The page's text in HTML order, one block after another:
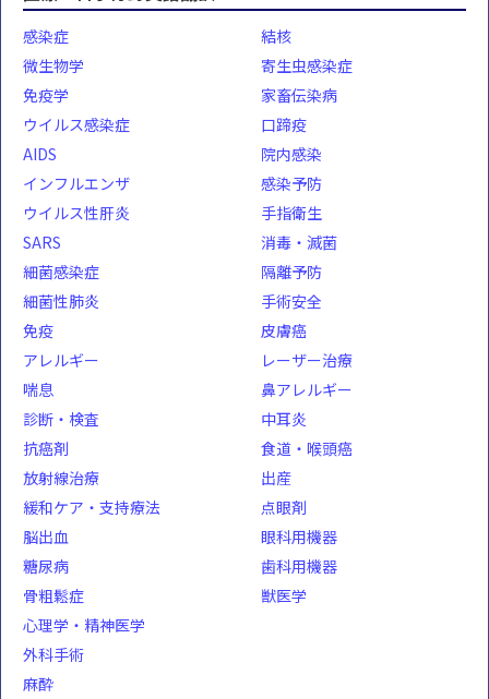
感染症
微生物学
免疫学
ウイルス感染症
AIDS
インフルエンザ
ウイルス性肝炎
SARS
細菌感染症
細菌性肺炎
結核
寄生虫感染症
家畜伝染病
口蹄疫
院内感染
感染予防
手指衛生
消毒・滅菌
隔離予防
手術安全
免疫
アレルギー
喘息
診断・検査
抗癌剤
放射線治療
緩和ケア・支持療法
脳出血
糖尿病
骨粗鬆症
皮膚癌
レーザー治療
鼻アレルギー
中耳炎
食道・喉頭癌
出産
点眼剤
眼科用機器
歯科用機器
獣医学
心理学・精神医学
外科手術
麻酔